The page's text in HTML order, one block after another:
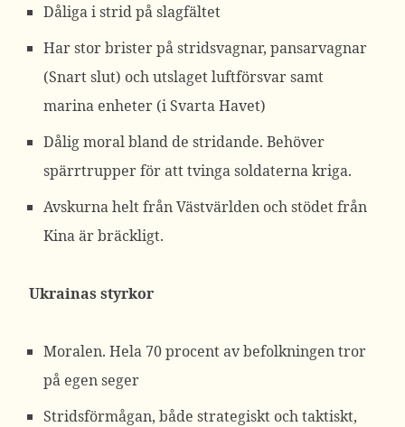
Dåliga i strid på slagfältet
Har stor brister på stridsvagnar, pansarvagnar
(Snart slut) och utslaget luftförsvar samt
marina enheter (i Svarta Havet)
Dålig moral bland de stridande. Behöver
spärrtrupper för att tvinga soldaterna kriga.
Avskurna helt från Västvärlden och stödet från
Kina är bräckligt.
Ukrainas styrkor
Moralen. Hela 70 procent av befolkningen tror
på egen seger
Stridsförmågan, både strategiskt och taktiskt,